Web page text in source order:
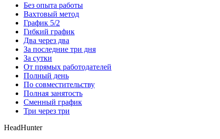
Без опыта работы
Вахтовый метод
График 5/2
Гибкий график
Два через два
За последние три дня
За сутки
От прямых работодателей
Полный день
По совместительству
Полная занятость
Сменный график
Три через три
HeadHunter